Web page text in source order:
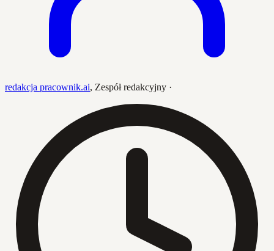
redakcja pracownik.ai, Zespół redakcyjny ·